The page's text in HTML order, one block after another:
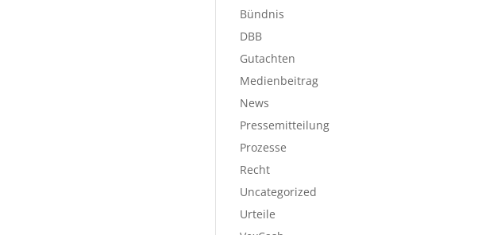
Bündnis
DBB
Gutachten
Medienbeitrag
News
Pressemitteilung
Prozesse
Recht
Uncategorized
Urteile